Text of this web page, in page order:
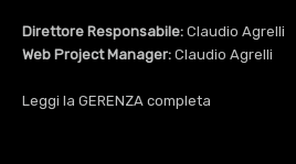
Direttore Responsabile: Claudio Agrelli
Web Project Manager: Claudio Agrelli
Leggi la GERENZA completa